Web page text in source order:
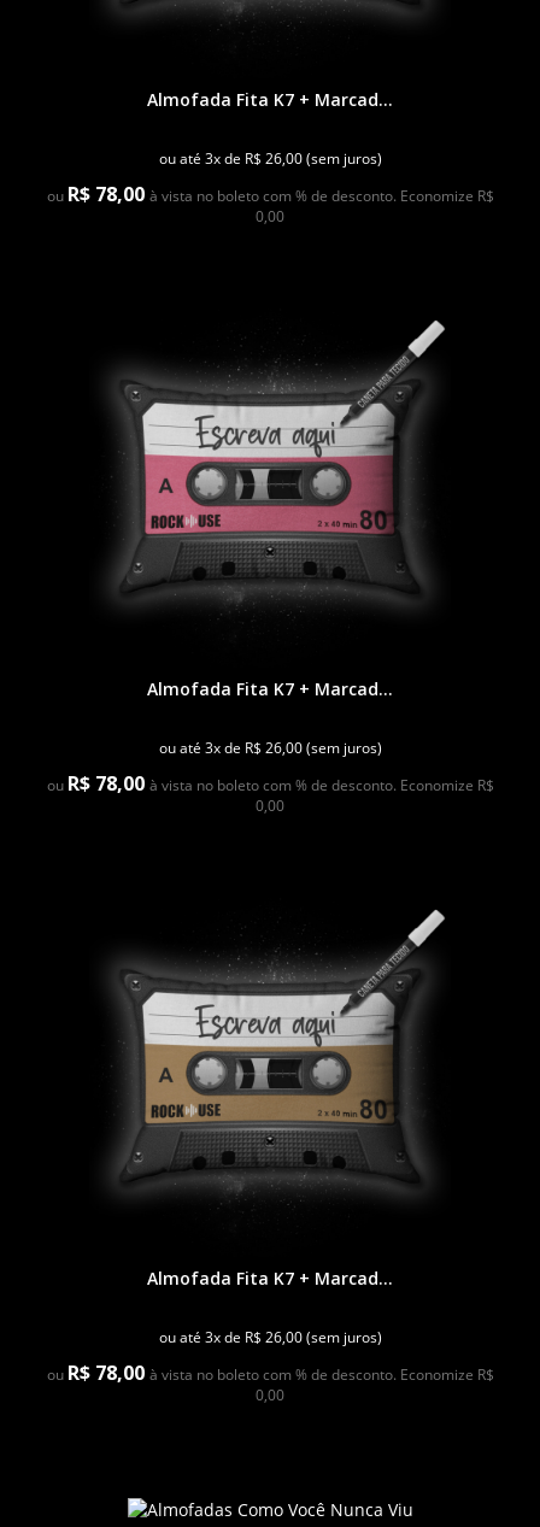
Almofada Fita K7 + Marcad...
ou até 3x de R$ 26,00 (sem juros)
ou R$ 78,00 à vista no boleto com % de desconto. Economize R$
0,00
Almofada Fita K7 + Marcad...
ou até 3x de R$ 26,00 (sem juros)
ou R$ 78,00 à vista no boleto com % de desconto. Economize R$
0,00
Almofada Fita K7 + Marcad...
ou até 3x de R$ 26,00 (sem juros)
ou R$ 78,00 à vista no boleto com % de desconto. Economize R$
0,00